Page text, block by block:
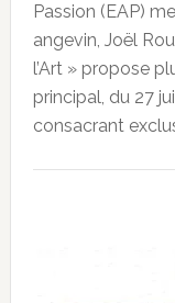
Passion (EAP)
angevin, Joël
l’Art » propose
principal, du 27
consacrant